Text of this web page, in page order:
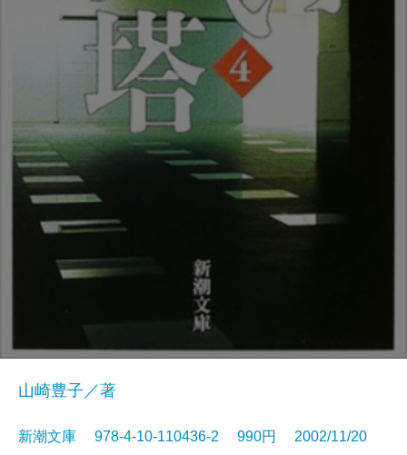
山崎豊子／著
新潮文庫 978-4-10-110436-2 990円 2002/11/20